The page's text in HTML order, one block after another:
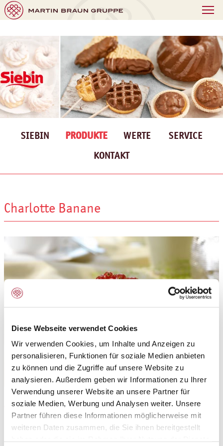
Diese Webseite verwendet Cookies
Wir verwenden Cookies, um Inhalte und Anzeigen zu
personalisieren, Funktionen für soziale Medien anbieten
zu können und die Zugriffe auf unsere Website zu
analysieren. Außerdem geben wir Informationen zu Ihrer
Verwendung unserer Website an unsere Partner für
soziale Medien, Werbung und Analysen weiter. Unsere
Partner führen diese Informationen möglicherweise mit
weiteren Daten zusammen, die Sie ihnen bereitgestellt
SIEBIN PRODUKTE WERTE
SERVICE
KONTAKT
Charlotte Banane
Anwendungsbereich:
Pulverisiertes, kaltlösliches Sahnestandmittel,
aromatisiert in der Geschmacksrichtung Banane.